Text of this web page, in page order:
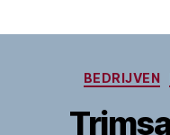
BEDRIJVEN